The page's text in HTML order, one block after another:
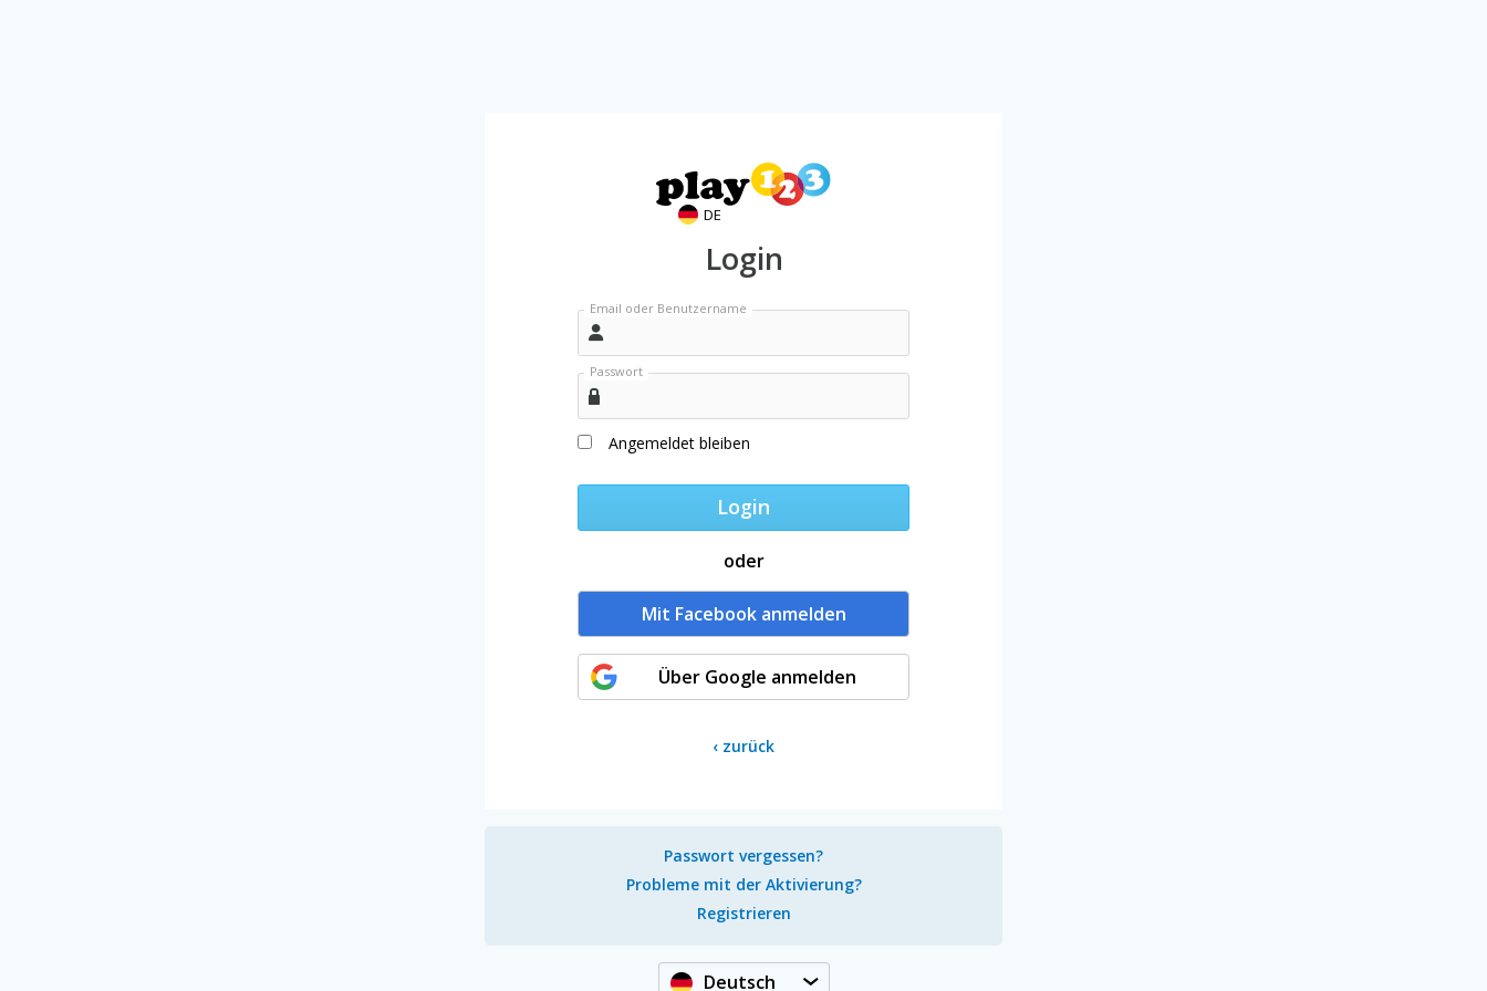
DE
Login
Email oder Benutzername
Passwort
Angemeldet bleiben
Login
oder
Mit Facebook anmelden
Über Google anmelden
‹ zurück
Passwort vergessen?
Probleme mit der Aktivierung?
Registrieren
Deutsch